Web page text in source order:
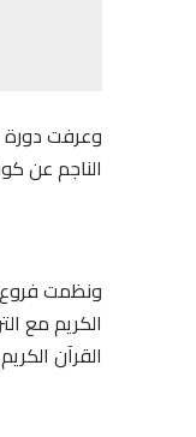
الناجم عن كوفيد 19 ، مشاركة ما يقرب من 90 مرشحا ، منهم 13 من الإناث ، من
ونظمت فروع
الكريم مع
القرآن